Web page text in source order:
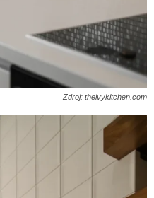
Zdroj: theivykitchen.com